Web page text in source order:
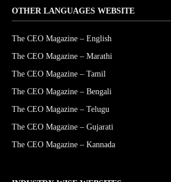
OTHER LANGUAGES WEBSITE
The CEO Magazine – English
The CEO Magazine – Marathi
The CEO Magazine – Tamil
The CEO Magazine – Bengali
The CEO Magazine – Telugu
The CEO Magazine – Gujarati
The CEO Magazine – Kannada